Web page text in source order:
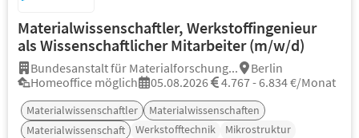
Materialwissenschaftler, Werkstoffingenieur
als Wissenschaftlicher Mitarbeiter (m/w/d)
Bundesanstalt für Materialforschung...
Berlin
Homeoffice möglich
05.08.2026 4.767 - 6.834 €/Monat
Materialwissenschaftler
Materialwissenschaften
Materialwissenschaft
Werkstofftechnik
Mikrostruktur